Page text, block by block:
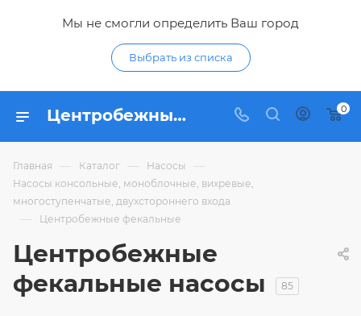
Мы не смогли определить Ваш город
Выбрать из списка
Центробежный насосы для откачки канализации - купить центробежные фекальные насосы по низким ценам в Курске в интерне-магазине Гидропромтехника 0
Главная — Каталог — Насосы —
Насосы консольные, моноблочные, вихревые,
многоступенчатые, двухстороннего входа
— Центробежные фекальные
Центробежные
фекальные насосы
85